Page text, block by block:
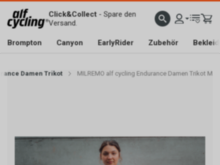
Click&Collect- Spare den
Versand.
Brompton Canyon EarlyRider Zubehör
Damen Trikot MILREMO alf cycling Endurance Damen Trikot M